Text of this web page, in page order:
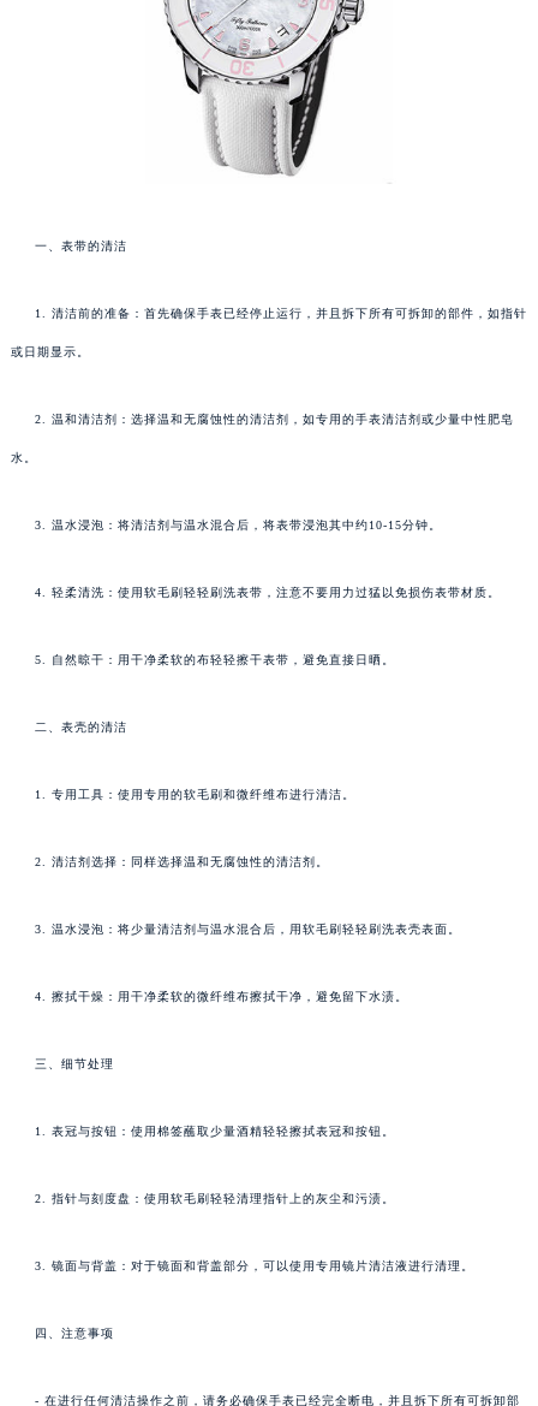
一、表带的清洁
1. 清洁前的准备：首先确保手表已经停止运行，并且拆下所有可拆卸的部件，如指针
或日期显示。
2. 温和清洁剂：选择温和无腐蚀性的清洁剂，如专用的手表清洁剂或少量中性肥皂
水。
3. 温水浸泡：将清洁剂与温水混合后，将表带浸泡其中约10-15分钟。
4. 轻柔清洗：使用软毛刷轻轻刷洗表带，注意不要用力过猛以免损伤表带材质。
5. 自然晾干：用干净柔软的布轻轻擦干表带，避免直接日晒。
二、表壳的清洁
1. 专用工具：使用专用的软毛刷和微纤维布进行清洁。
2. 清洁剂选择：同样选择温和无腐蚀性的清洁剂。
3. 温水浸泡：将少量清洁剂与温水混合后，用软毛刷轻轻刷洗表壳表面。
4. 擦拭干燥：用干净柔软的微纤维布擦拭干净，避免留下水渍。
三、细节处理
1. 表冠与按钮：使用棉签蘸取少量酒精轻轻擦拭表冠和按钮。
2. 指针与刻度盘：使用软毛刷轻轻清理指针上的灰尘和污渍。
3. 镜面与背盖：对于镜面和背盖部分，可以使用专用镜片清洁液进行清理。
四、注意事项
- 在进行任何清洁操作之前，请务必确保手表已经完全断电，并且拆下所有可拆卸部